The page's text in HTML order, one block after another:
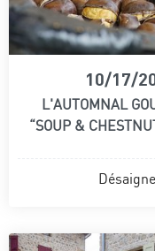
10/17/
L'AUTOMNAL
“SOUP &